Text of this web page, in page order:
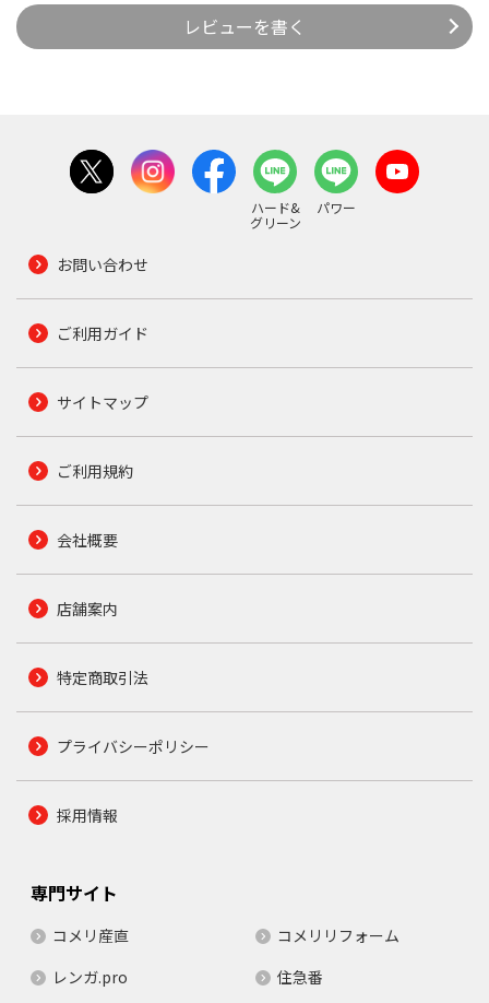
レビューを書く
ハード&
グリーン
パワー
お問い合わせ
ご利用ガイド
サイトマップ
ご利用規約
会社概要
店舗案内
特定商取引法
プライバシーポリシー
採用情報
専門サイト
コメリ産直
コメリリフォーム
レンガ.pro
住急番